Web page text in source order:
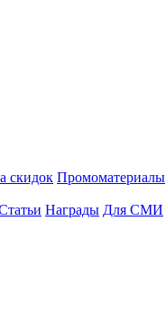
скидок Промоматериалы
Награды Для СМИ